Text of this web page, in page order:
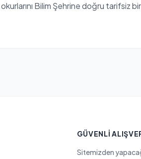
Bilim Şehrine doğru tarifsiz
GÜVENLI
Sitemizden